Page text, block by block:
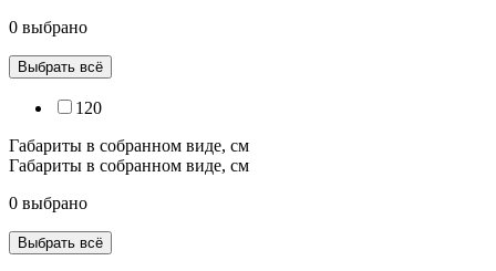
0 выбрано
Выбрать всё
120
Габариты в собранном виде, см
Габариты в собранном виде, см
0 выбрано
Выбрать всё